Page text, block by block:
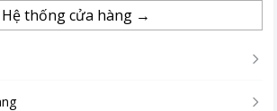
3.5 giờ, giúp quạt nhanh chóng sẵn sàng
theo.
Hệ thống cửa hàng →